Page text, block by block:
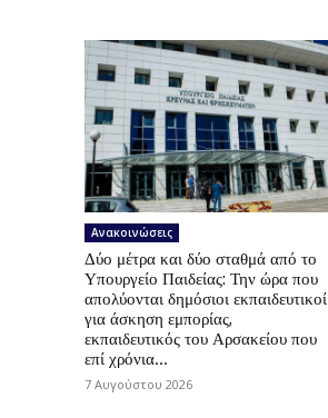
Ανακοινώσεις
Δύο μέτρα και δύο σταθμά από το
Υπουργείο Παιδείας: Την ώρα που
απολύονται δημόσιοι εκπαιδευτικοί
για άσκηση εμπορίας,
εκπαιδευτικός του Αρσακείου που
επί χρόνια...
7 Αυγούστου 2026